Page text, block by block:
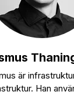
är
Han